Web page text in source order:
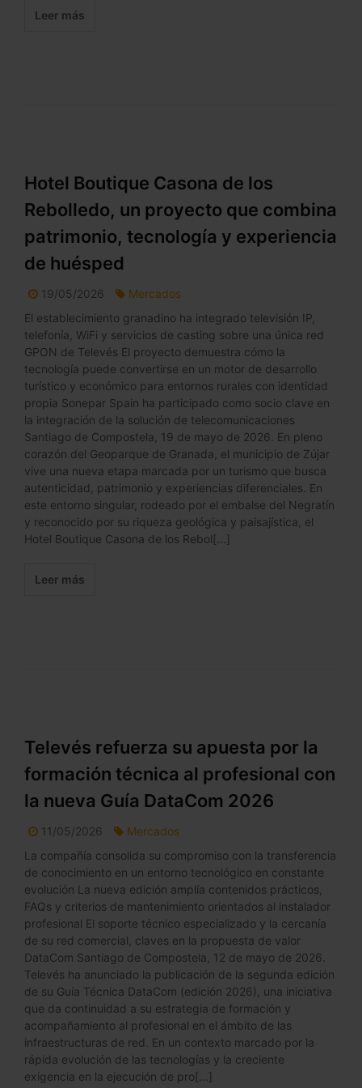
Leer más
Hotel Boutique Casona de los
Rebolledo, un proyecto que combina
patrimonio, tecnología y experiencia
de huésped
19/05/2026
Mercados
El establecimiento granadino ha integrado televisión IP,
telefonía, WiFi y servicios de casting sobre una única red
GPON de Televés El proyecto demuestra cómo la
tecnología puede convertirse en un motor de desarrollo
turístico y económico para entornos rurales con identidad
propia Sonepar Spain ha participado como socio clave en
la integración de la solución de telecomunicaciones
Santiago de Compostela, 19 de mayo de 2026. En pleno
corazón del Geoparque de Granada, el municipio de Zújar
vive una nueva etapa marcada por un turismo que busca
autenticidad, patrimonio y experiencias diferenciales. En
este entorno singular, rodeado por el embalse del Negratín
y reconocido por su riqueza geológica y paisajística, el
Hotel Boutique Casona de los Rebol[...]
Leer más
Televés refuerza su apuesta por la
formación técnica al profesional con
la nueva Guía DataCom 2026
11/05/2026
Mercados
La compañía consolida su compromiso con la transferencia
de conocimiento en un entorno tecnológico en constante
evolución La nueva edición amplía contenidos prácticos,
FAQs y criterios de mantenimiento orientados al instalador
profesional El soporte técnico especializado y la cercanía
de su red comercial, claves en la propuesta de valor
DataCom Santiago de Compostela, 12 de mayo de 2026.
Televés ha anunciado la publicación de la segunda edición
de su Guía Técnica DataCom (edición 2026), una iniciativa
que da continuidad a su estrategia de formación y
acompañamiento al profesional en el ámbito de las
infraestructuras de red. En un contexto marcado por la
rápida evolución de las tecnologías y la creciente
exigencia en la ejecución de pro[...]